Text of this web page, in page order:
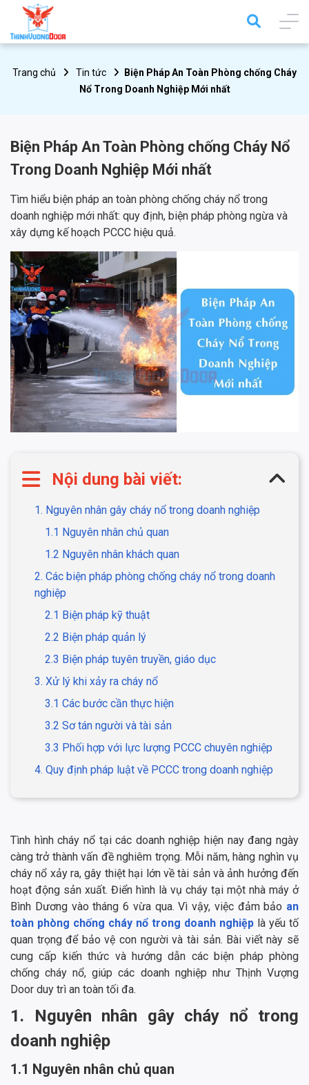
Trang chủ Tin tức
Biện Pháp An Toàn Phòng chống Cháy
Nổ Trong Doanh Nghiệp Mới nhất
Biện Pháp An Toàn Phòng chống Cháy Nổ
Trong Doanh Nghiệp Mới nhất
Tìm hiểu biện pháp an toàn phòng chống cháy nổ trong
doanh nghiệp mới nhất: quy định, biện pháp phòng ngừa và
xây dựng kế hoạch PCCC hiệu quả.
Nội dung bài viết:
1. Nguyên nhân gây cháy nổ trong doanh nghiệp
1.1 Nguyên nhân chủ quan
1.2 Nguyên nhân khách quan
2. Các biện pháp phòng chống cháy nổ trong doanh
nghiệp
2.1 Biện pháp kỹ thuật
2.2 Biện pháp quản lý
2.3 Biện pháp tuyên truyền, giáo dục
3. Xử lý khi xảy ra cháy nổ
3.1 Các bước cần thực hiện
3.2 Sơ tán người và tài sản
3.3 Phối hợp với lực lượng PCCC chuyên nghiệp
4. Quy định pháp luật về PCCC trong doanh nghiệp
Tình hình cháy nổ tại các doanh nghiệp hiện nay đang ngày
càng trở thành vấn đề nghiêm trọng. Mỗi năm, hàng nghìn vụ
cháy nổ xảy ra, gây thiệt hại lớn về tài sản và ảnh hưởng đến
hoạt động sản xuất. Điển hình là vụ cháy tại một nhà máy ở
Bình Dương vào tháng 6 vừa qua. Vì vậy, việc đảm bảo an
toàn phòng chống cháy nổ trong doanh nghiệp là yếu tố
quan trọng để bảo vệ con người và tài sản. Bài viết này sẽ
cung cấp kiến thức và hướng dẫn các biện pháp phòng
chống cháy nổ, giúp các doanh nghiệp như Thịnh Vượng
Door duy trì an toàn tối đa.
1. Nguyên nhân gây cháy nổ trong
doanh nghiệp
1.1 Nguyên nhân chủ quan